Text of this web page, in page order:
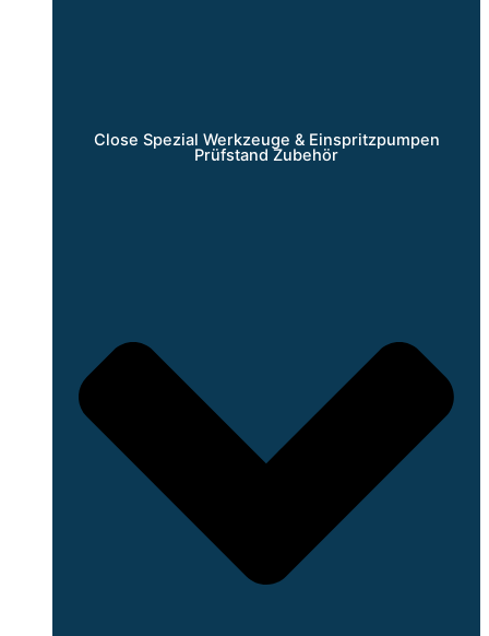
Close Spezial Werkzeuge & Einspritzpumpen
Prüfstand Zubehör